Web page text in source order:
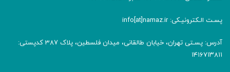
پسـت الـکترونیـکی: info[at]namaz.ir
آدرس: پسـتی تهران، خیابان طالقانی، میدان فلسطین، پلاک 387 کدپستی:
۱۴۱۶۷۱۳۸۱۱